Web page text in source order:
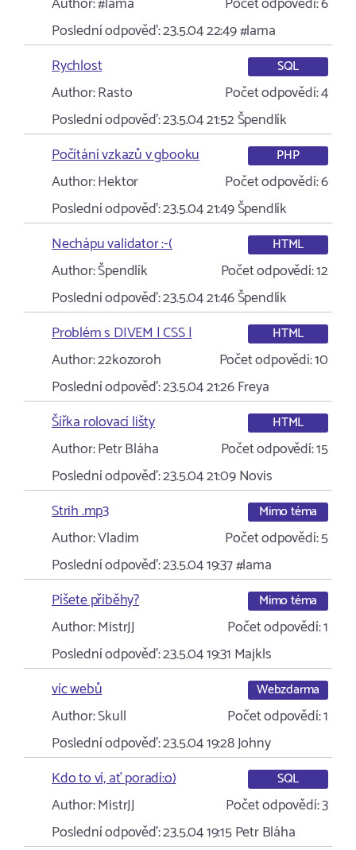
Poslední odpověď:23.5.04 22:49#lama
Rychlost
SQL
Author:Rasto Počet odpovědí:4
Poslední odpověď:23.5.04 21:52Špendlík
Počítání vzkazů v gbooku
PHP
Author:Hektor Počet odpovědí:6
Poslední odpověď:23.5.04 21:49Špendlík
Nechápu validator :-(
HTML
Author:Špendlík Počet odpovědí:12
Poslední odpověď:23.5.04 21:46Špendlík
Problém s DIVEM | CSS |
HTML
Author:22kozoroh Počet odpovědí:10
Poslední odpověď:23.5.04 21:26Freya
Šířka rolovací lišty
HTML
Author:Petr Bláha Počet odpovědí:15
Poslední odpověď:23.5.04 21:09Novis
Strih .mp3
Mimo téma
Author:Vladim Počet odpovědí:5
Poslední odpověď:23.5.04 19:37#lama
Píšete příběhy?
Mimo téma
Author:MistrJJ Počet odpovědí:1
Poslední odpověď:23.5.04 19:31 Majkls
víc webů
Webzdarma
Author:Skull Počet odpovědí:1
Poslední odpověď:23.5.04 19:28Johny
Kdo to ví, ať poradí:o)
SQL
Author:MistrJJ Počet odpovědí:3
Poslední odpověď:23.5.04 19:15Petr Bláha